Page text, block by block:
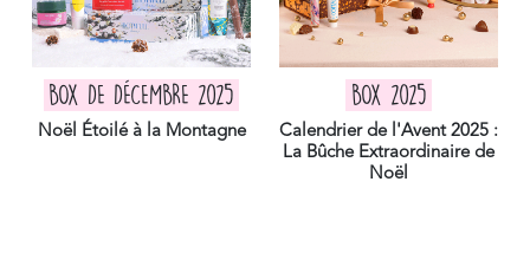
BOX DE DÉCEMBRE 2025
Noël Étoilé à la Montagne
BOX 2025
Calendrier de l'Avent 2025 :
La Bûche Extraordinaire de
Noël